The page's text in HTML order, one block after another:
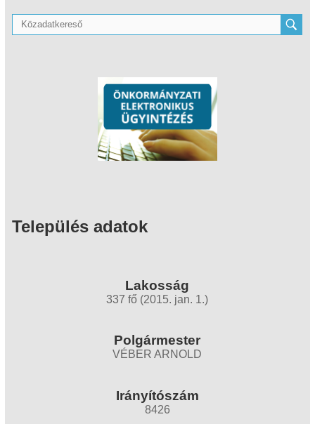
Település adatok
Lakosság
337 fő (2015. jan. 1.)
Polgármester
VÉBER ARNOLD
Irányítószám
8426